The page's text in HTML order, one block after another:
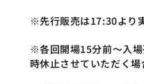
※先行販売は17:30より
※各回開場15分前～入
時休止させていただく場